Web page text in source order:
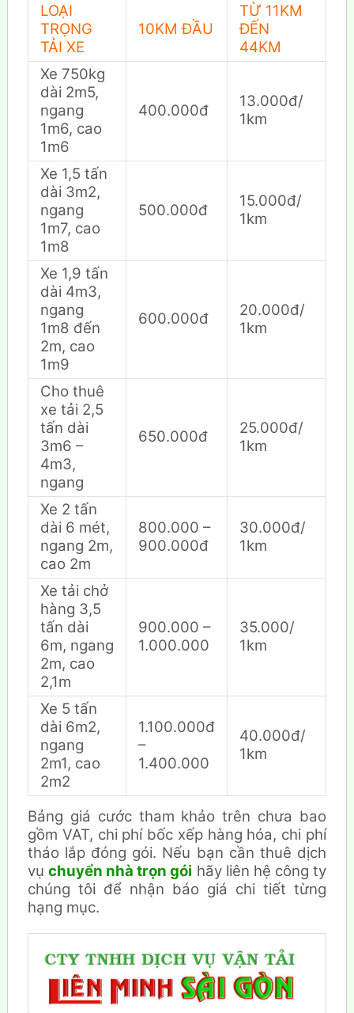
LOẠI
TRỌNG
TẢI XE
10KM ĐẦU
TỪ 11KM
ĐẾN
44KM
Xe 750kg
dài 2m5,
ngang
1m6, cao
1m6
400.000đ
13.000đ/
1km
Xe 1,5 tấn
dài 3m2,
ngang
1m7, cao
1m8
500.000đ
15.000đ/
1km
Xe 1,9 tấn
dài 4m3,
ngang
1m8 đến
2m, cao
1m9
600.000đ
20.000đ/
1km
Cho thuê
xe tải 2,5
tấn dài
3m6 –
4m3,
ngang
650.000đ
25.000đ/
1km
Xe 2 tấn
dài 6 mét,
ngang 2m,
cao 2m
800.000 –
900.000đ
30.000đ/
1km
Xe tải chở
hàng 3,5
tấn dài
6m, ngang
2m, cao
2,1m
900.000 –
1.000.000
35.000/
1km
Xe 5 tấn
dài 6m2,
ngang
2m1, cao
2m2
1.100.000đ
–
1.400.000
40.000đ/
1km
Bảng giá cước tham khảo trên chưa bao
gồm VAT, chi phí bốc xếp hàng hóa, chi phí
tháo lắp đóng gói. Nếu bạn cần thuê dịch
vụchuyển nhà trọn gói hãy liên hệ công ty
chúng tôi để nhận báo giá chi tiết từng
hạng mục.